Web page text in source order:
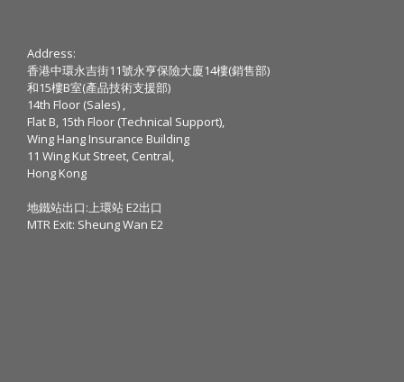
Address:
香港中環永吉街11號永亨保險大廈14樓(銷售部)
和15樓B室(產品技術支援部)
14th Floor (Sales) ,
Flat B, 15th Floor (Technical Support),
Wing Hang Insurance Building
11 Wing Kut Street, Central,
Hong Kong
地鐵站出口:上環站 E2出口
MTR Exit: Sheung Wan E2